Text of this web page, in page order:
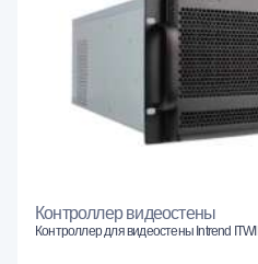
Контроллер видеостены
Контроллер для видеостены Intrend